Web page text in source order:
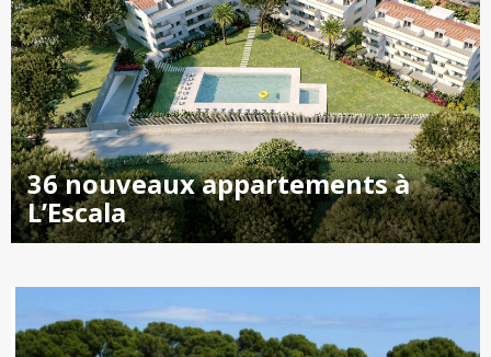
36 nouveaux appartements à
L’Escala